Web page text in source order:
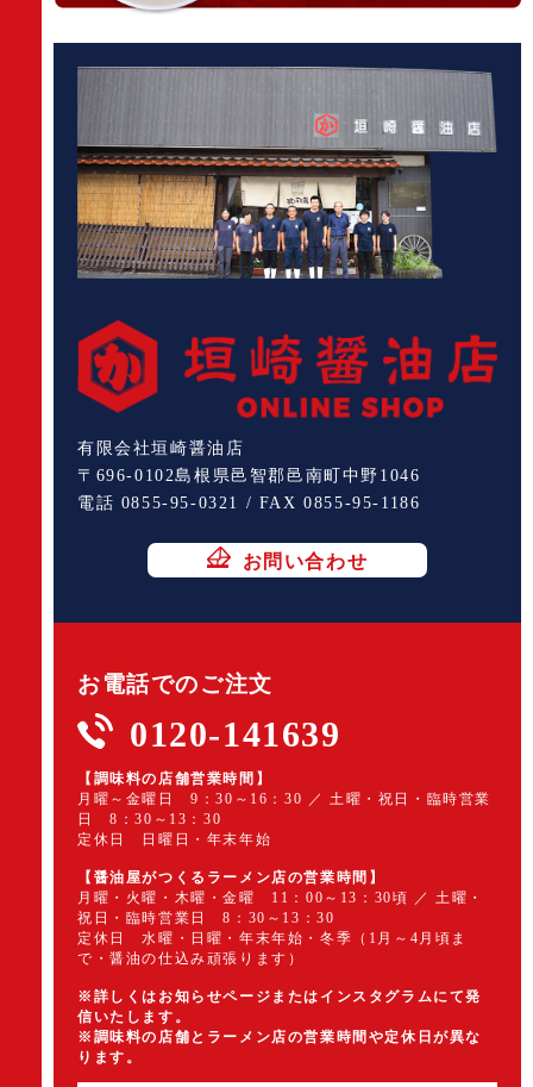
有限会社垣崎醤油店
〒696-0102島根県邑智郡邑南町中野1046
電話 0855-95-0321 / FAX 0855-95-1186
お問い合わせ
お電話でのご注文
0120-141639
【調味料の店舗営業時間】
月曜～金曜日 9：30～16：30 ／ 土曜・祝日・臨時営業
日 8：30～13：30
定休日 日曜日・年末年始
【醤油屋がつくるラーメン店の営業時間】
月曜・火曜・木曜・金曜 11：00～13：30頃 ／ 土曜・
祝日・臨時営業日 8：30～13：30
定休日 水曜・日曜・年末年始・冬季（1月～4月頃ま
で・醤油の仕込み頑張ります）
※詳しくはお知らせページまたはインスタグラムにて発
信いたします。
※調味料の店舗とラーメン店の営業時間や定休日が異な
ります。